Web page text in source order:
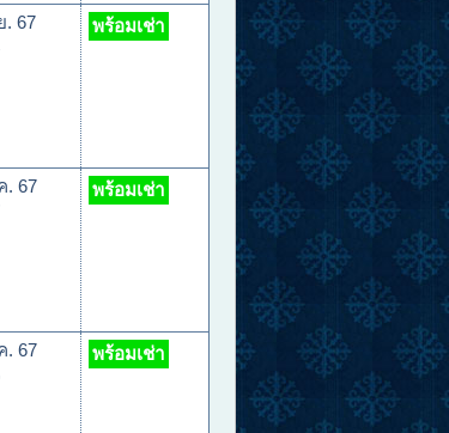
. 67
พร้อมเช่า
. 67
พร้อมเช่า
. 67
พร้อมเช่า